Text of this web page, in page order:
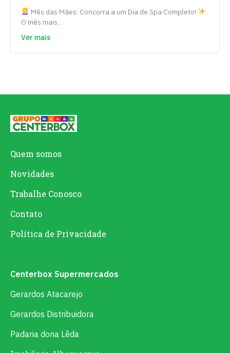
Mês das Mães: Concorra a um Dia de Spa Completo!
O mês mais…
Ver mais
Quem somos
Novidades
Trabalhe Conosco
Contato
Política de Privacidade
Centerbox Supermercados
Gerardos Atacarejo
Gerardos Distribuidora
Padaria dona Lêda